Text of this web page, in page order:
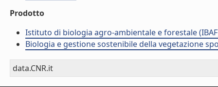
Prodotto
Istituto di biologia agro-ambientale e forestale
Biologia e gestione sostenibile della vegetazione
data.CNR.it